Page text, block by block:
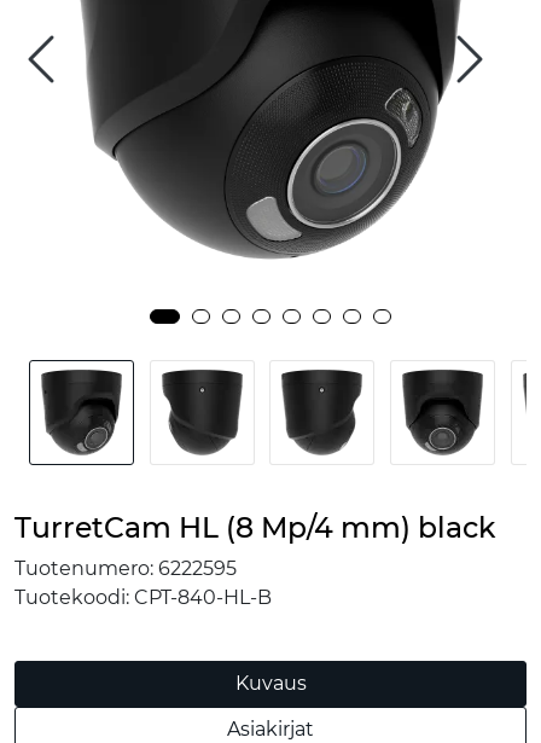
TurretCam HL (8 Mp/4 mm) black
Tuotenumero: 6222595
Tuotekoodi: CPT-840-HL-B
Kuvaus
Asiakirjat
Verkkokauppa